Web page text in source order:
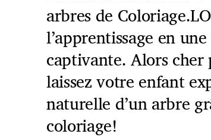
arbres de
l’apprentissage en
captivante. Alors cher
laissez votre enfant
naturelle d’un arbre
coloriage!